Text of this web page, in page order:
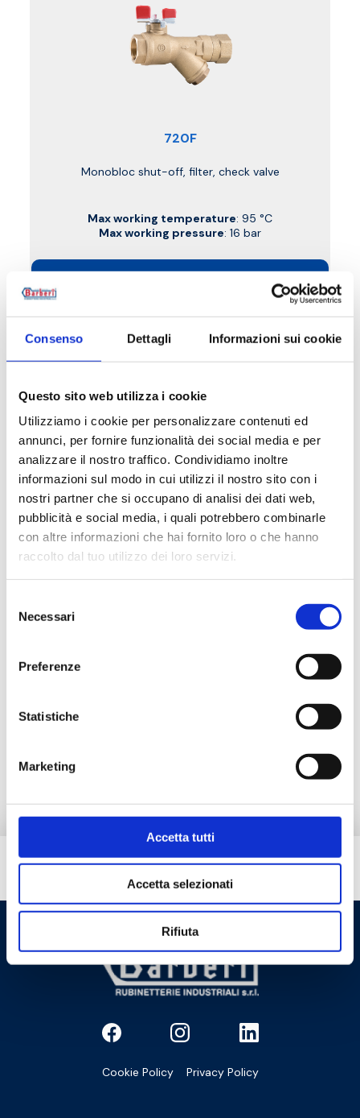
Consenso Dettagli Informazioni sui cookie
Questo sito web utilizza i cookie
Utilizziamo i cookie per personalizzare contenuti ed
annunci, per fornire funzionalità dei social media e per
analizzare il nostro traffico. Condividiamo inoltre
informazioni sul modo in cui utilizzi il nostro sito con i
nostri partner che si occupano di analisi dei dati web,
pubblicità e social media, i quali potrebbero combinarle
con altre informazioni che hai fornito loro o che hanno
raccolto dal tuo utilizzo dei loro servizi.
delNecessari
Preferenze
Statistiche
Marketing
Accetta tutti
Accetta selezionati
Rifiuta
720F
Monobloc shut-off, filter, check valve
Max working temperature: 95 °C
Max working pressure: 16 bar
Do you need help?
Cookie Policy Privacy Policy